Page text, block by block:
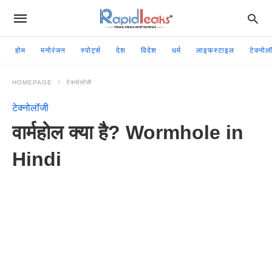
होम मनोरंजन स्पोर्ट्स देश विदेश धर्म लाइफस्टाइल
HOMEPAGE टेक्नोलॉजी
टेक्नोलॉजी
वार्महोल क्या है? Wormhole in
Hindi